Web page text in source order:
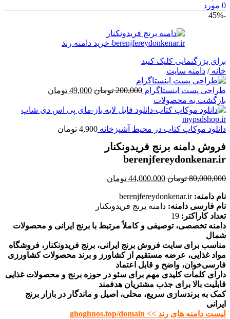
0 مورد
-45%
برای بزرگنمایی کلیک کنید
خانه/ دامنه سایت
طراحی پست اینستاگرام 200,000 تومان قیمت
200,000 تومان
49,000 تومان
49,000 تومان
بازگشت به محصولات
دانلود موکاپ کتاب در محیط آشپزخانه 4,900 تومان
فروش دامنه برنج فریدونکنار
berenjfereydonkenar.ir
80,000,000 تومان قیمت
80,000,000 تومان
بود.
44,000,000 تومان
است.
نام دامنه: berenjfereydonkenar.ir
نام فارسی دامنه: دامنه برنج فریدونکنار
تعداد کاراکتر:
دامنه تخصصی، توصیفی و کاملاً مرتبط با برنج ایرانی و محصولات
شمال
مناسب برای سایت فروش برنج ایرانی، برنج فریدونکنار، فروشگاه
مواد غذایی، عرضه مستقیم از کشاورز و برند محصولات کشاورزی
فارسی‌خوان، واضح و قابل اعتماد
دارای کلمات کلیدی مهم برای سئو در حوزه برنج و محصولات غذایی
قابلیت بالا برای جذب مشتریان هدفمند
کمک به برندسازی سریع، محلی، اصیل و ماندگار در بازار برنج
ایرانی
لیست دامنه های رند >> ghoghnos.top/domain